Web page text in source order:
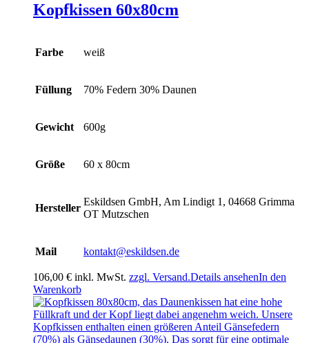
Kopfkissen 60x80cm
Farbe weiß
Füllung 70% Federn 30% Daunen
Gewicht 600g
Größe 60 x 80cm
Hersteller
Eskildsen GmbH, Am Lindigt 1, 04668 Grimma
OT Mutzschen
Mail kontakt@eskildsen.de
106,00 € inkl. MwSt. zzgl. Versand.Details ansehenIn den
Warenkorb